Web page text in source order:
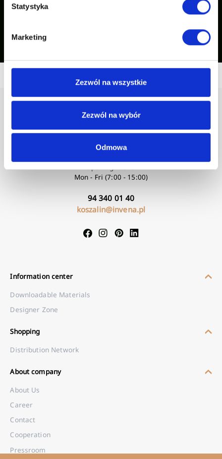
Statystyka
Marketing
Zezwól na wszystkie
Zezwól na wybór
Odmowa
Opening hours:
Mon - Fri (7:00 - 15:00)
94 340 01 40
koszalin@invena.pl
Information center
Downloadable Materials
Designer Zone
Shopping
Distribution Network
About company
About Us
Career
Contact
Cooperation
Pressroom